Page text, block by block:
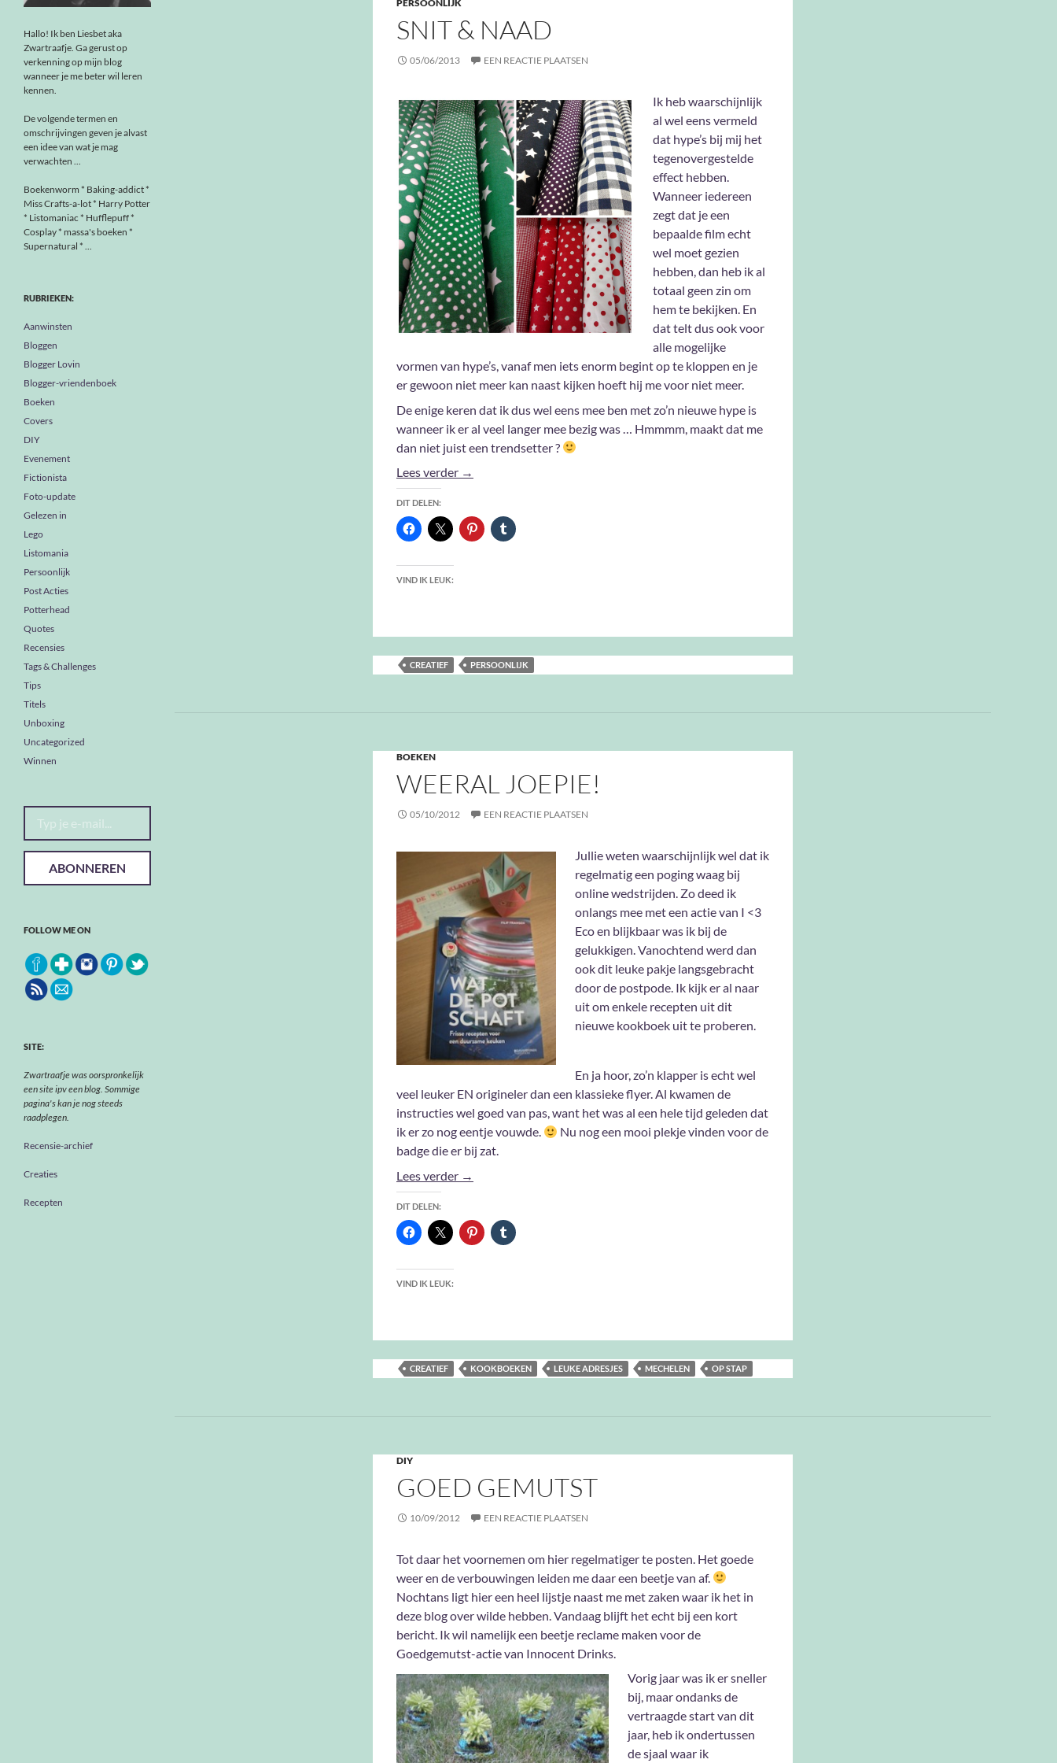
PERSOONLIJK
SNIT & NAAD
05/06/2013 EEN REACTIE PLAATSEN
Ik heb waarschijnlijk
al wel eens vermeld
dat hype’s bij mij het
tegenovergestelde
effect hebben.
Wanneer iedereen
zegt dat je een
bepaalde film echt
wel moet gezien
hebben, dan heb ik al
totaal geen zin om
hem te bekijken. En
dat telt dus ook voor
alle mogelijke
vormen van hype’s, vanaf men iets enorm begint op te kloppen en je
er gewoon niet meer kan naast kijken hoeft hij me voor niet meer.
De enige keren dat ik dus wel eens mee ben met zo’n nieuwe hype is
wanneer ik er al veel langer mee bezig was … Hmmmm, maakt dat me
dan niet juist een trendsetter ?
Lees verder Snit & Naad
→
DIT DELEN:
VIND IK LEUK:
CREATIEF PERSOONLIJK
BOEKEN
WEERAL JOEPIE!
05/10/2012 EEN REACTIE PLAATSEN
Jullie weten waarschijnlijk wel dat ik
regelmatig een poging waag bij
online wedstrijden. Zo deed ik
onlangs mee met een actie van I <3
Eco en blijkbaar was ik bij de
gelukkigen. Vanochtend werd dan
ook dit leuke pakje langsgebracht
door de postpode. Ik kijk er al naar
uit om enkele recepten uit dit
nieuwe kookboek uit te proberen.
En ja hoor, zo’n klapper is echt wel
veel leuker EN origineler dan een klassieke flyer. Al kwamen de
instructies wel goed van pas, want het was al een hele tijd geleden dat
ik er zo nog eentje vouwde.
Nu nog een mooi plekje vinden voor de
badge die er bij zat.
Lees verder Weeral Joepie!
→
DIT DELEN:
VIND IK LEUK:
CREATIEF KOOKBOEKEN LEUKE ADRESJES MECHELEN OP STAP
DIY
GOED GEMUTST
10/09/2012 EEN REACTIE PLAATSEN
Tot daar het voornemen om hier regelmatiger te posten. Het goede
weer en de verbouwingen leiden me daar een beetje van af.
Nochtans ligt hier een heel lijstje naast me met zaken waar ik het in
deze blog over wilde hebben. Vandaag blijft het echt bij een kort
bericht. Ik wil namelijk een beetje reclame maken voor de
Goedgemutst-actie van Innocent Drinks.
Vorig jaar was ik er sneller
bij, maar ondanks de
vertraagde start van dit
jaar, heb ik ondertussen
de sjaal waar ik
Hallo! Ik ben Liesbet aka
Zwartraafje. Ga gerust op
verkenning op mijn blog
wanneer je me beter wil leren
kennen.
De volgende termen en
omschrijvingen geven je alvast
een idee van wat je mag
verwachten ...
Boekenworm * Baking-addict *
Miss Crafts-a-lot * Harry Potter
* Listomaniac * Hufflepuff *
Cosplay * massa's boeken *
Supernatural * ...
RUBRIEKEN:
Aanwinsten
Bloggen
Blogger Lovin
Blogger-vriendenboek
Boeken
Covers
DIY
Evenement
Fictionista
Foto-update
Gelezen in
Lego
Listomania
Persoonlijk
Post Acties
Potterhead
Quotes
Recensies
Tags & Challenges
Tips
Titels
Unboxing
Uncategorized
Winnen
Typ je e-mail...
ABONNEREN
FOLLOW ME ON
SITE:
Zwartraafje was oorspronkelijk
een site ipv een blog. Sommige
pagina's kan je nog steeds
raadplegen.
Recensie-archief
Creaties
Recepten